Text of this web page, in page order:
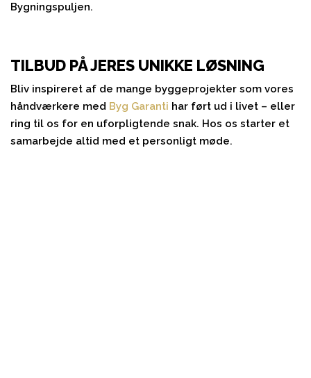
Bygningspuljen.
TILBUD PÅ JERES UNIKKE LØSNING
Bliv inspireret af de mange byggeprojekter som vores
håndværkere med Byg Garanti har ført ud i livet – eller
ring til os for en uforpligtende snak. Hos os starter et
samarbejde altid med et personligt møde.